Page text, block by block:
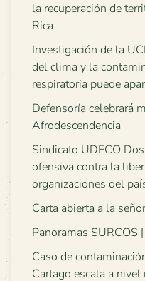
la recuperación de
Rica
Investigación de la
del clima y la
respiratoria puede
Defensoría celebrará
Afrodescendencia
Sindicato UDECO
ofensiva contra la
organizaciones del
Carta abierta a la
Panoramas
Caso de
Cartago escala a